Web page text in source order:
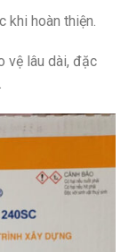
khi hoàn thiện.
vệ lâu dài, đặc